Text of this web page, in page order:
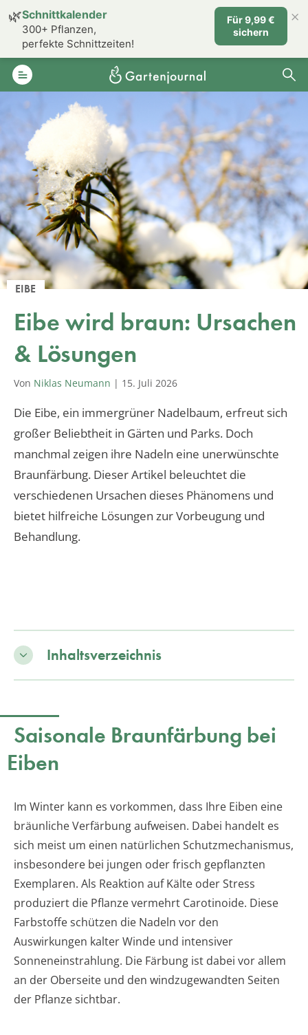
EIBE
Eibe wird braun: Ursachen
& Lösungen
Von Niklas Neumann | 15. Juli 2026
Die Eibe, ein immergrüner Nadelbaum, erfreut sich
großer Beliebtheit in Gärten und Parks. Doch
manchmal zeigen ihre Nadeln eine unerwünschte
Braunfärbung. Dieser Artikel beleuchtet die
verschiedenen Ursachen dieses Phänomens und
bietet hilfreiche Lösungen zur Vorbeugung und
Behandlung.
Inhaltsverzeichnis
Saisonale Braunfärbung bei
Eiben
Im Winter kann es vorkommen, dass Ihre Eiben eine
bräunliche Verfärbung aufweisen. Dabei handelt es
sich meist um einen natürlichen Schutzmechanismus,
insbesondere bei jungen oder frisch gepflanzten
Exemplaren. Als Reaktion auf Kälte oder Stress
produziert die Pflanze vermehrt Carotinoide. Diese
Farbstoffe schützen die Nadeln vor den
Auswirkungen kalter Winde und intensiver
Sonneneinstrahlung. Die Färbung ist dabei vor allem
an der Oberseite und den windzugewandten Seiten
der Pflanze sichtbar.
🌿Schnittkalender
300+ Pflanzen,
perfekte Schnittzeiten!
Für 9,99 €
sichern
×